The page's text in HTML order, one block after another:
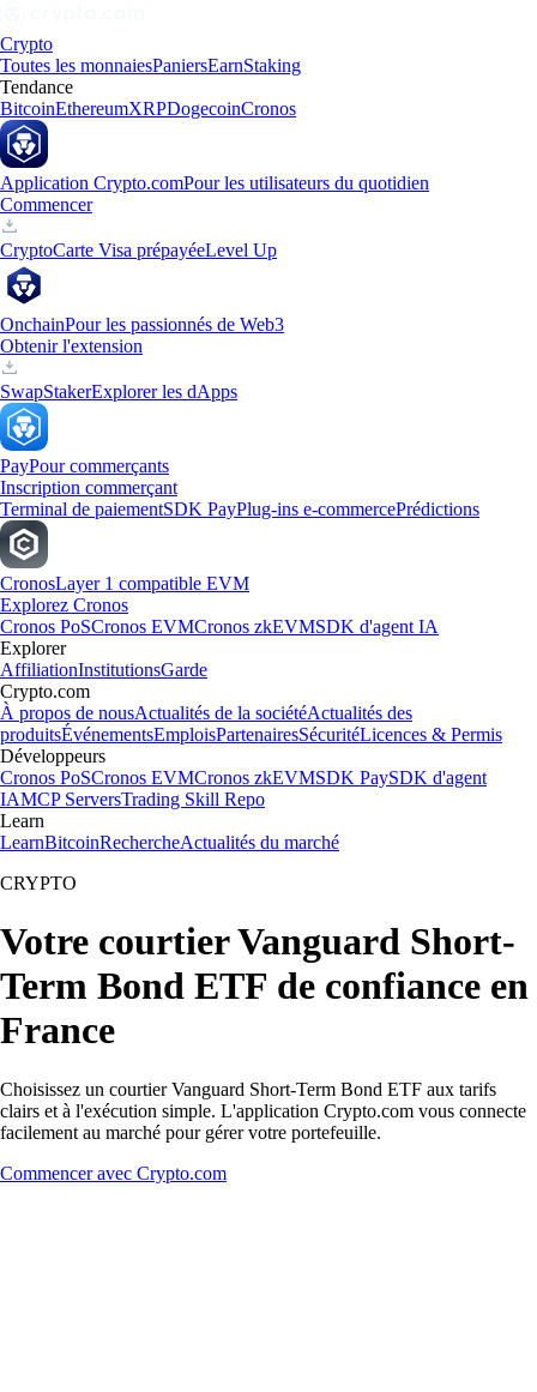
Crypto
Toutes les monnaiesPaniersEarnStaking
Tendance
BitcoinEthereumXRPDogecoinCronos
Application Crypto.comPour les utilisateurs du quotidien
Commencer
CryptoCarte Visa prépayéeLevel Up
OnchainPour les passionnés de Web3
Obtenir l'extension
SwapStakerExplorer les dApps
PayPour commerçants
Inscription commerçant
Terminal de paiementSDK PayPlug-ins e-commercePrédictions
CronosLayer 1 compatible EVM
Explorez Cronos
Cronos PoSCronos EVMCronos zkEVMSDK d'agent IA
Explorer
AffiliationInstitutionsGarde
Crypto.com
À propos de nousActualités de la sociétéActualités des
produitsÉvénementsEmploisPartenairesSécuritéLicences & Permis
Développeurs
Cronos PoSCronos EVMCronos zkEVMSDK PaySDK d'agent
IAMCP ServersTrading Skill Repo
Learn
LearnBitcoinRechercheActualités du marché
CRYPTO
Votre courtier Vanguard Short-
Term Bond ETF de confiance en
France
Choisissez un courtier Vanguard Short-Term Bond ETF aux tarifs
clairs et à l'exécution simple. L'application Crypto.com vous connecte
facilement au marché pour gérer votre portefeuille.
Commencer avec Crypto.com